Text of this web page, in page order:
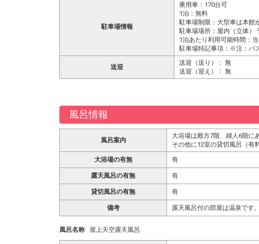
駐車場情報
乗用車：170台可
1泊：無料
駐車場制限：大型車は本館
駐車場場所：屋内（立体）
1泊あたり利用可能時間：
駐車場特記事項：※注：バ
送迎
送迎（送り）： 無
送迎（迎え）： 無
風呂情報
風呂案内
大浴場は殿方7階、婦人6階に
その他に12室の貸切風呂（有
大浴場の有無 有
露天風呂の有無 有
貸切風呂の有無 有
備考 露天風呂付の部屋は温泉です
風呂名称 屋上天空露天風呂